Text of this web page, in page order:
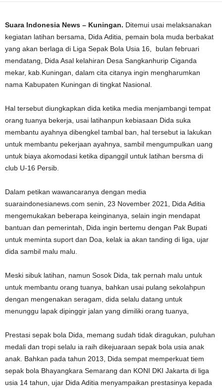
Suara Indonesia News – Kuningan. Ditemui usai melaksanakan
kegiatan latihan bersama, Dida Aditia, pemain bola muda berbakat
yang akan berlaga di Liga Sepak Bola Usia 16, bulan februari
mendatang, Dida Asal kelahiran Desa Sangkanhurip Ciganda
mekar, kab.Kuningan, dalam cita citanya ingin mengharumkan
nama Kabupaten Kuningan di tingkat Nasional.
Hal tersebut diungkapkan dida ketika media menjambangi tempat
orang tuanya bekerja, usai latihanpun kebiasaan Dida suka
membantu ayahnya dibengkel tambal ban, hal tersebut ia lakukan
untuk membantu pekerjaan ayahnya, sambil mengumpulkan uang
untuk biaya akomodasi ketika dipanggil untuk latihan bersma di
club U-16 Persib.
Dalam petikan wawancaranya dengan media
suaraindonesianews.com senin, 23 November 2021, Dida Aditia
mengemukakan beberapa keinginanya, selain ingin mendapat
bantuan dan pemerintah, Dida ingin bertemu dengan Pak Bupati
untuk meminta suport dan Doa, kelak ia akan tanding di liga, ujar
dida sambil malu malu.
Meski sibuk latihan, namun Sosok Dida, tak pernah malu untuk
untuk membantu orang tuanya, bahkan usai pulang sekolahpun
dengan mengenakan seragam, dida selalu datang untuk
menunggu lapak dipinggir jalan yang dimiliki orang tuanya,
Prestasi sepak bola Dida, memang sudah tidak diragukan, puluhan
medali dan tropi selalu ia raih dikejuaraan sepak bola usia anak
anak. Bahkan pada tahun 2013, Dida sempat memperkuat tiem
sepak bola Bhayangkara Semarang dan KONI DKI Jakarta di liga
usia 14 tahun, ujar Dida Aditia menyampaikan prestasinya kepada